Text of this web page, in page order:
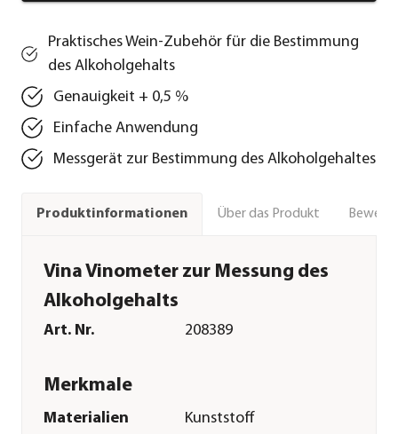
Praktisches Wein-Zubehör für die Bestimmung
des Alkoholgehalts
Genauigkeit + 0,5 %
Einfache Anwendung
Messgerät zur Bestimmung des Alkoholgehaltes
Produktinformationen Über das Produkt
Vina Vinometer zur Messung des
Alkoholgehalts
Art. Nr. 208389
Merkmale
Materialien Kunststoff